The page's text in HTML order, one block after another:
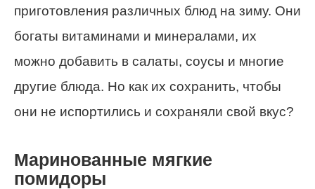
приготовления различных блюд на зиму. Они
богаты витаминами и минералами, их
можно добавить в салаты, соусы и многие
другие блюда. Но как их сохранить, чтобы
они не испортились и сохраняли свой вкус?
Маринованные мягкие
помидоры